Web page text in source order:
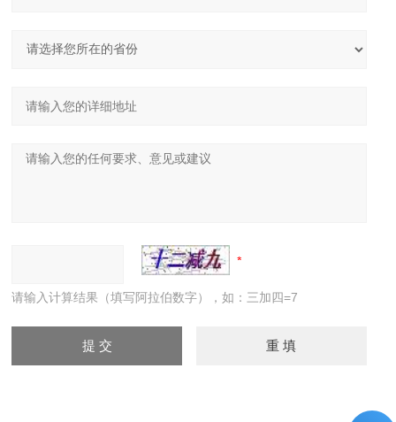
请输入计算结果（填写阿拉伯数字），如：三加四=7